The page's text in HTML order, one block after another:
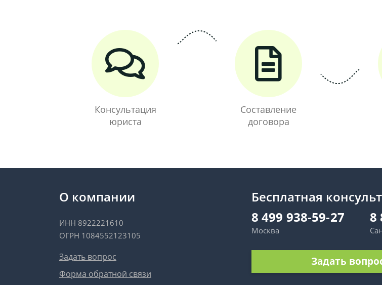
Консультация
юриста
Составление
договора
О компании
ИНН 8922221610
ОГРН 1084552123105
Задать вопрос
Форма обратной связи
Бесплатная
8 499 938-59-27
Москва
8
Задать